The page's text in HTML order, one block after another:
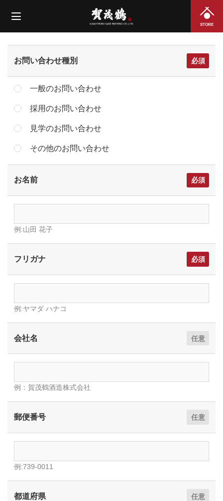
STORE
お問い合わせ種別
一般のお問い合わせ
採用のお問い合わせ
見学のお問い合わせ
その他のお問い合わせ
お名前
例:山田 花子
フリガナ
例:ヤマダ ハナコ
会社名
例：賀茂鶴酒造株式会社
郵便番号
例:739-0011
都道府県